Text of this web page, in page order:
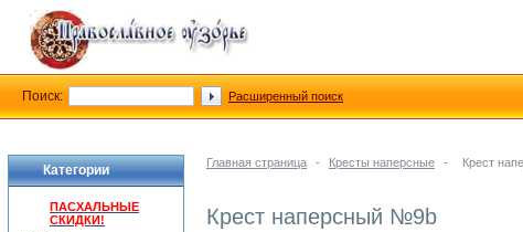
Главная страница - Кресты наперсные - Крест
Крест наперсный №9b
Категории
ПАСХАЛЬНЫЕ
СКИДКИ!
Поиск: Расширенный поиск